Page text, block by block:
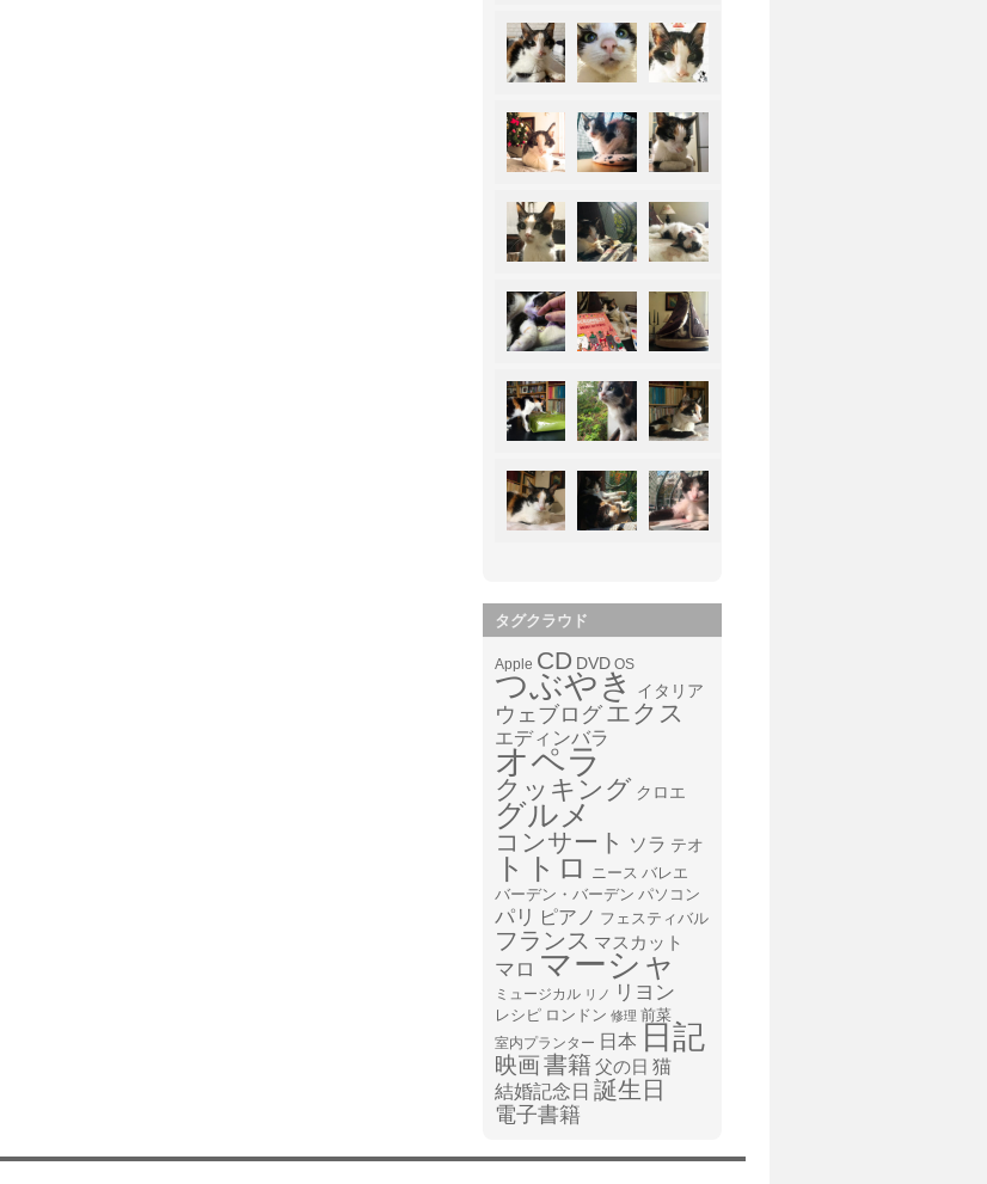
タグクラウド
Apple CD DVD OS
つぶやき イタリア
ウェブログ エクス
エディンバラ
オペラ
クッキング クロエ
グルメ
コンサート ソラ テオ
トトロ ニース バレエ
バーデン・バーデン パソコン
パリ ピアノ フェスティバル
フランス マスカット
マロ マーシャ
ミュージカル リノ リヨン
レシピ ロンドン 修理 前菜
室内プランター 日本 日記
映画書籍 父の日 猫
結婚記念日 誕生日
電子書籍